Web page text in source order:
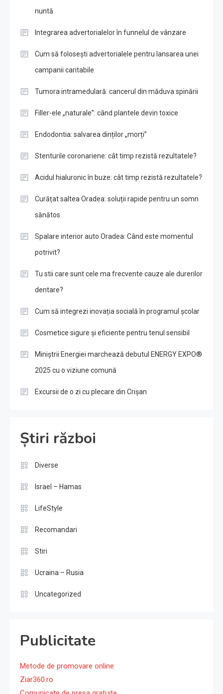
nuntă
Integrarea advertorialelor în funnelul de vânzare
Cum să folosești advertorialele pentru lansarea unei
campanii caritabile
Tumora intramedulară: cancerul din măduva spinării
Filler-ele „naturale”: când plantele devin toxice
Endodontia: salvarea dinților „morți”
Stenturile coronariene: cât timp rezistă rezultatele?
Acidul hialuronic în buze: cât timp rezistă rezultatele?
Curățat saltea Oradea: soluții rapide pentru un somn
sănătos
Spalare interior auto Oradea: Când este momentul
potrivit?
Tu stii care sunt cele ma frecvente cauze ale durerilor
dentare?
Cum să integrezi inovația socială în programul școlar
Cosmetice sigure și eficiente pentru tenul sensibil
Miniștrii Energiei marchează debutul ENERGY EXPO®
2025 cu o viziune comună
Excursii de o zi cu plecare din Crișan
Știri război
Diverse
Israel – Hamas
LifeStyle
Recomandari
Stiri
Ucraina – Rusia
Uncategorized
Publicitate
Metode de promovare online
Ziar360.ro